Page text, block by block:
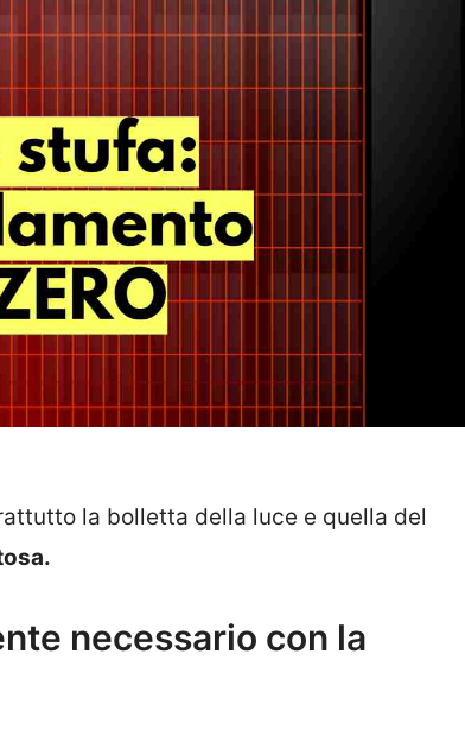
la bolletta della luce e quella del
necessario con la